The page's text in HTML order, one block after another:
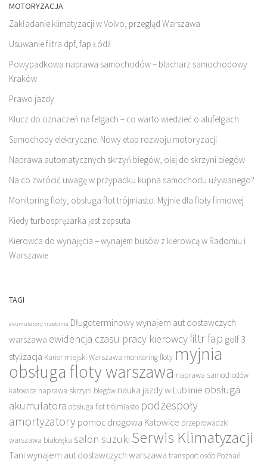
MOTORYZACJA
Zakładanie klimatyzacji w Volvo, przegląd Warszawa
Usuwanie filtra dpf, fap Łódź
Powypadkowa naprawa samochodów – blacharz samochodowy
Kraków
Prawo jazdy.
Klucz do oznaczeń na felgach – co warto wiedzieć o alufelgach
Samochody elektryczne. Nowy etap rozwoju motoryzacji
Naprawa automatycznych skrzyń biegów, olej do skrzyni biegów
Na co zwrócić uwagę w przypadku kupna samochodu używanego?
Monitoring floty, obsługa flot trójmiasto. Myjnie dla floty firmowej
Kiedy turbosprężarka jest zepsuta
Kierowca do wynajęcia – wynajem busów z kierowcą w Radomiu i
Warszawie
TAGI
akumulatory trzebinia Długoterminowy wynajem aut dostawczych
warszawa ewidencja czasu pracy kierowcyfiltr fap golf 3
stylizacja Kurier miejski Warszawa monitoring floty myjnia
obsługa floty warszawa naprawa samochodów
katowice naprawa skrzyni biegów nauka jazdy w Lublinie obsługa
akumulatora obsługa flot trójmiasto podzespoły
amortyzatory pomoc drogowa Katowice przeprowadzki
warszawa białołęka salon suzuki Serwis Klimatyzacji
Tani wynajem aut dostawczych warszawa transport osób Poznań